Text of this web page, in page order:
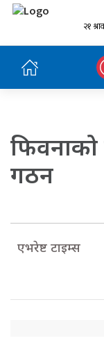
२१
फिवनाको
गठन
एभरेष्ट टाइम्स